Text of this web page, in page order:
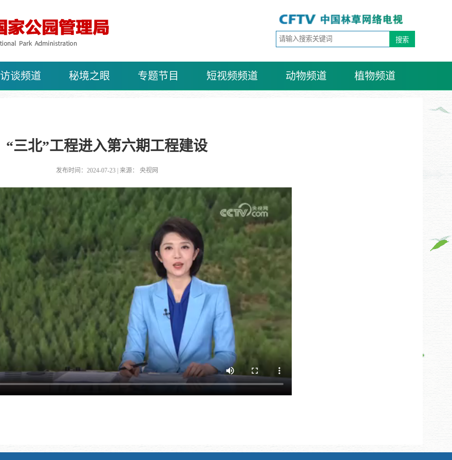
访谈频道 秘境之眼 专题节目 短视频频道 动物频道 植物频道
“三北”工程进入第六期工程建设
发布时间：2024-07-23 | 来源： 央视网